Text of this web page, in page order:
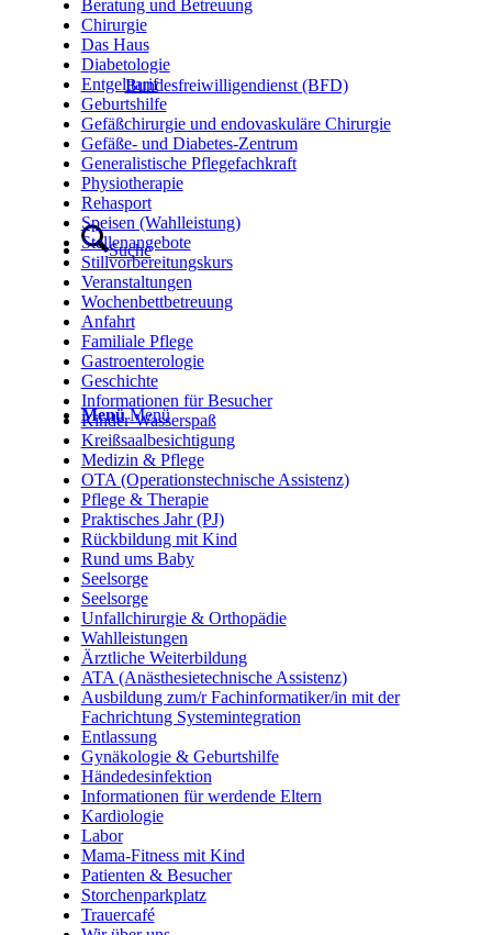
Bundesfreiwilligendienst (BFD)
Suche
Menü Menü
Beratung und Betreuung
Chirurgie
Das Haus
Diabetologie
Entgelttarif
Geburtshilfe
Gefäßchirurgie und endovaskuläre Chirurgie
Gefäße- und Diabetes-Zentrum
Generalistische Pflegefachkraft
Physiotherapie
Rehasport
Speisen (Wahlleistung)
Stellenangebote
Stillvorbereitungskurs
Veranstaltungen
Wochenbettbetreuung
Anfahrt
Familiale Pflege
Gastroenterologie
Geschichte
Informationen für Besucher
Kinder-Wasserspaß
Kreißsaalbesichtigung
Medizin & Pflege
OTA (Operationstechnische Assistenz)
Pflege & Therapie
Praktisches Jahr (PJ)
Rückbildung mit Kind
Rund ums Baby
Seelsorge
Seelsorge
Unfallchirurgie & Orthopädie
Wahlleistungen
Ärztliche Weiterbildung
ATA (Anästhesietechnische Assistenz)
Ausbildung zum/r Fachinformatiker/in mit der
Fachrichtung Systemintegration
Entlassung
Gynäkologie & Geburtshilfe
Händedesinfektion
Informationen für werdende Eltern
Kardiologie
Labor
Mama-Fitness mit Kind
Patienten & Besucher
Storchenparkplatz
Trauercafé